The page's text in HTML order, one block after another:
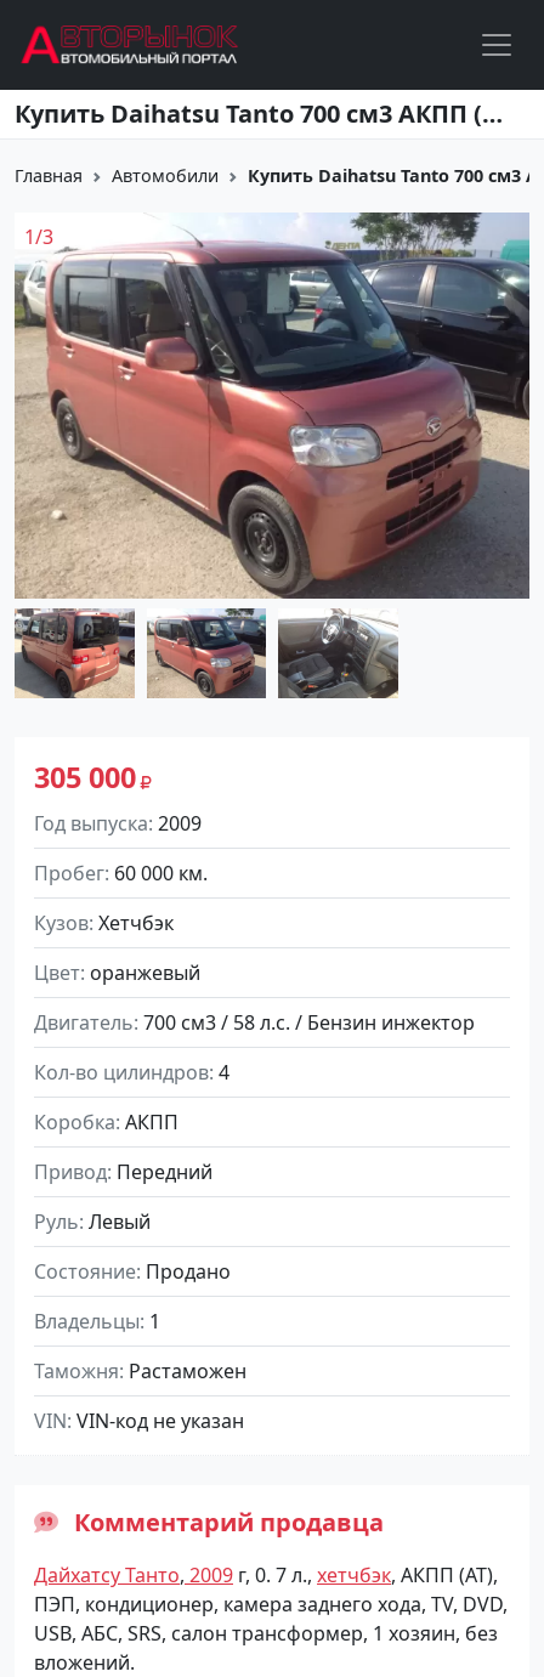
Перейти к основному содержанию Купить Daihatsu Tanto 700 см3 АКПП (58 л.с.) Бензин инжектор в Геленджик: цвет оранжевый Хетчбэк 2009 года по цене 305000 рублей, объявление №1699 на сайте Авторынок23
Главная Автомобили Купить Daihatsu Tanto 700 см3
305 000
Год выпуска 2009
Пробег 60 000 км.
Кузов Хетчбэк
Цвет оранжевый
Двигатель 700 см3 / 58 л.с. / Бензин инжектор
Кол-во цилиндров 4
Коробка АКПП
Привод Передний
Руль Левый
Состояние Продано
Владельцы 1
Таможня Растаможен
VIN VIN-код не указан
1/3
Комментарий продавца
Дайхатсу Танто, 2009 г, 0. 7 л., хетчбэк, АКПП (АТ),
ПЭП, кондиционер, камера заднего хода, TV, DVD,
USB, АБС, SRS, салон трансформер, 1 хозяин, без
вложений.